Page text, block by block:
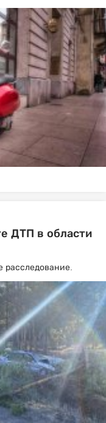
ДТП в области
расследование.